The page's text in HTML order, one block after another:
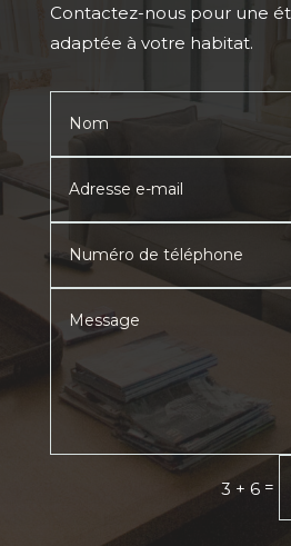
Contactez-nous pour une
adaptée à votre habitat.
3 + 6 =